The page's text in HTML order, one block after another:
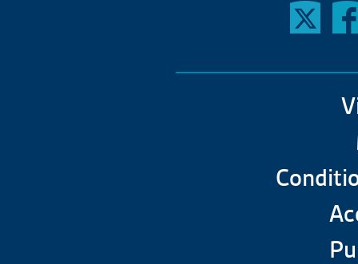
Anglais langue
FIT et Mini-FIT
Formation taillée sur
Foire aux questions